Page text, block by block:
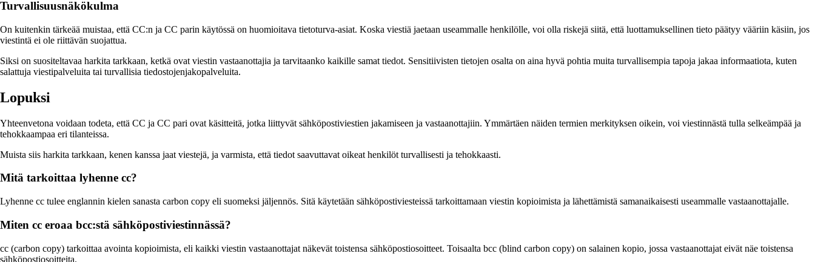
Turvallisuusnäkökulma
On kuitenkin tärkeää muistaa, että CC:n ja CC parin käytössä on huomioitava tietoturva-asiat. Koska viestiä jaetaan useammalle henkilölle, voi olla riskejä siitä, että luottamuksellinen tieto päätyy vääriin käsiin, jos
viestintä ei ole riittävän suojattua.
Siksi on suositeltavaa harkita tarkkaan, ketkä ovat viestin vastaanottajia ja tarvitaanko kaikille samat tiedot. Sensitiivisten tietojen osalta on aina hyvä pohtia muita turvallisempia tapoja jakaa informaatiota, kuten
salattuja viestipalveluita tai turvallisia tiedostojenjakopalveluita.
Lopuksi
Yhteenvetona voidaan todeta, että CC ja CC pari ovat käsitteitä, jotka liittyvät sähköpostiviestien jakamiseen ja vastaanottajiin. Ymmärtäen näiden termien merkityksen oikein, voi viestinnästä tulla selkeämpää ja
tehokkaampaa eri tilanteissa.
Muista siis harkita tarkkaan, kenen kanssa jaat viestejä, ja varmista, että tiedot saavuttavat oikeat henkilöt turvallisesti ja tehokkaasti.
Mitä tarkoittaa lyhenne cc?
Lyhenne cc tulee englannin kielen sanasta carbon copy eli suomeksi jäljennös. Sitä käytetään sähköpostiviesteissä tarkoittamaan viestin kopioimista ja lähettämistä samanaikaisesti useammalle vastaanottajalle.
Miten cc eroaa bcc:stä sähköpostiviestinnässä?
cc (carbon copy) tarkoittaa avointa kopioimista, eli kaikki viestin vastaanottajat näkevät toistensa sähköpostiosoitteet. Toisaalta bcc (blind carbon copy) on salainen kopio, jossa vastaanottajat eivät näe toistensa
sähköpostiosoitteita.